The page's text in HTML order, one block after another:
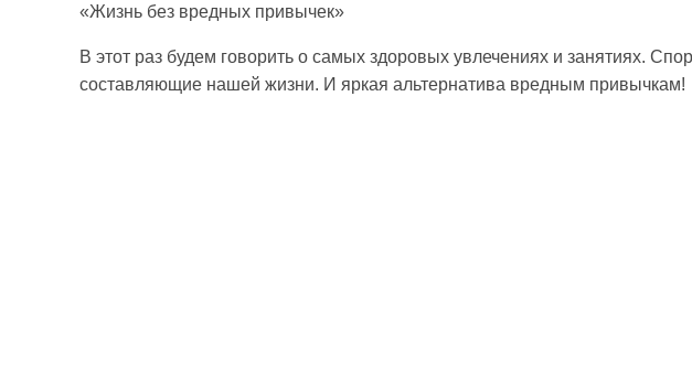
«Жизнь без вредных привычек»
В этот раз будем говорить о самых здоровых увлечениях и занятиях.
составляющие нашей жизни. И яркая альтернатива вредным привычкам!